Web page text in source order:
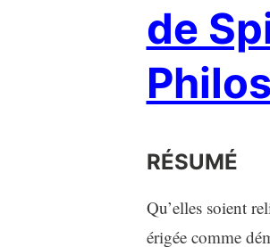
de
RÉSUMÉ
Qu’elles soient
érigée comme